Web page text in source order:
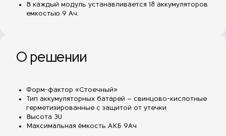
В каждый модуль устанавливается 18 аккумуляторов
емкостью 9 Ач.
О решении
Форм-фактор «Стоечный»
Тип аккумуляторных батарей – свинцово-кислотные
герметизированные с защитой от утечки
Высота 3U
Максимальная ёмкость АКБ 9Ач